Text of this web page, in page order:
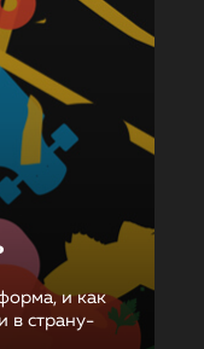
и как
в страну-